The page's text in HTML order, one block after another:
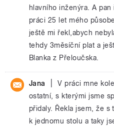
hlavního inženýra. A
práci 25 let mého
ještě mi řekl,abych
tehdy 3měsíční plat a
Blanka z Přeloučska.
Jana
V práci mne
ostatní, s kterými jsme
přidaly. Řekla jsem, že s
k jednomu stolu a taky